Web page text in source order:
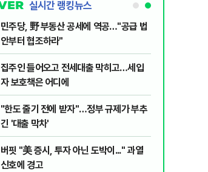
실시간 랭킹뉴스
민주당, 野 부동산 공세에 역공…"공급 법
안부터 협조하라"
집주인 들어오고 전세대출 막히고…세입
자 보호책은 어디에
"한도 줄기 전에 받자"…정부 규제가 부추
긴 '대출 막차'
버핏 "美 증시, 투자 아닌 도박이..." 과열
신호에 경고